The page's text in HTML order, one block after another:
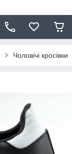
Чоловічі кросівки